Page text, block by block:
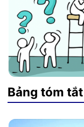
Bảng tóm